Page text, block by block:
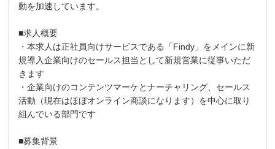
動を加速しています。
■求人概要
・本求人は正社員向けサービスである「Findy」をメインに新
規導入企業向けのセールス担当として新規営業に従事いただ
きます
・企業向けのコンテンツマーケとナーチャリング、セールス
活動（現在はほぼオンライン商談になります）を中心に取り
組んでいる部門です
■募集背景